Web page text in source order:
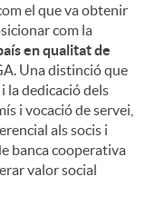
el que va obtenir
com la
en qualitat de
Una distinció que
la dedicació dels
i vocació de servei,
als socis i
banca cooperativa
valor social